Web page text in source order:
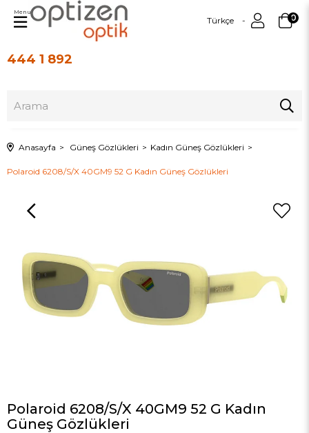
444 1 892
Türkçe 0
Menu
Anasayfa Güneş Gözlükleri Kadın Güneş Gözlükleri
Polaroid 6208/S/X 40GM9 52 G Kadın Güneş Gözlükleri
Polaroid 6208/S/X 40GM9 52 G Kadın
Güneş Gözlükleri